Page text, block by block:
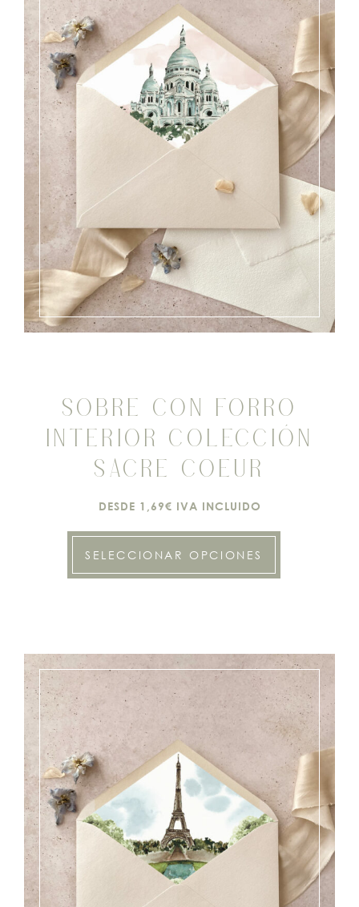
SOBRE CON FORRO
INTERIOR COLECCIÓN
SACRE COEUR
DESDE 1,69€ IVA INCLUIDO
SELECCIONAR OPCIONES